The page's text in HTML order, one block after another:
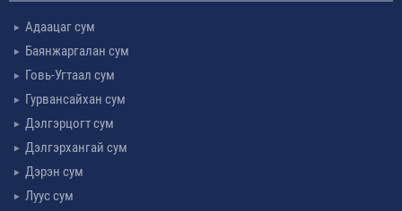
Адаацаг сум
Баянжаргалан сум
Говь-Угтаал сум
Гурвансайхан сум
Дэлгэрцогт сум
Дэлгэрхангай сум
Дэрэн сум
Луус сум